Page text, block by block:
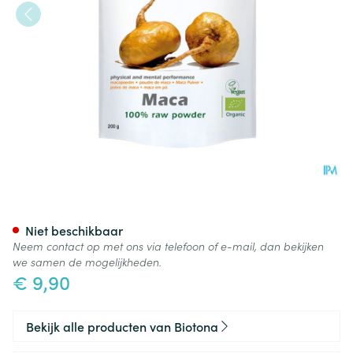
€ 9,90
Niet beschikbaar
Neem contact op met ons via telefoon of e-mail, dan bekijken
we samen de mogelijkheden.
Bekijk alle producten van Biotona